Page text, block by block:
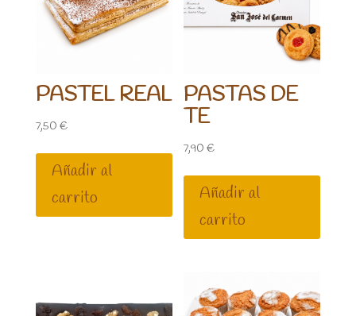
PASTEL REAL
7,50 €
Añadir al
carrito
PASTAS DE
TE
7,90€
Añadir al
carrito